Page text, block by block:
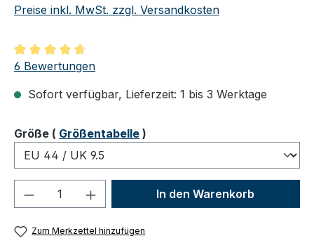
Preise inkl. MwSt. zzgl. Versandkosten
Durchschnittliche Bewertung von 4.83 von 5 Sternen
6 Bewertungen
Sofort verfügbar, Lieferzeit: 1 bis 3 Werktage
Größeauswählen
( Größentabelle )
Produkt Anzahl: Gib denIn den Warenkorb
Zum Merkzettel hinzufügen